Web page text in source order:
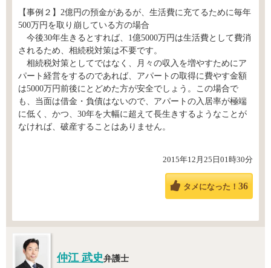
【事例２】2億円の預金があるが、生活費に充てるために毎年
500万円を取り崩している方の場合
今後30年生きるとすれば、1億5000万円は生活費として費消
されるため、相続税対策は不要です。
相続税対策としてではなく、月々の収入を増やすためにア
パート経営をするのであれば、アパートの取得に費やす金額
は5000万円前後にとどめた方が安全でしょう。この場合で
も、当面は借金・負債はないので、アパートの入居率が極端
に低く、かつ、30年を大幅に超えて長生きするようなことが
なければ、破産することはありません。
2015年12月25日01時30分
タメになった！ 36
仲江 武史弁護士